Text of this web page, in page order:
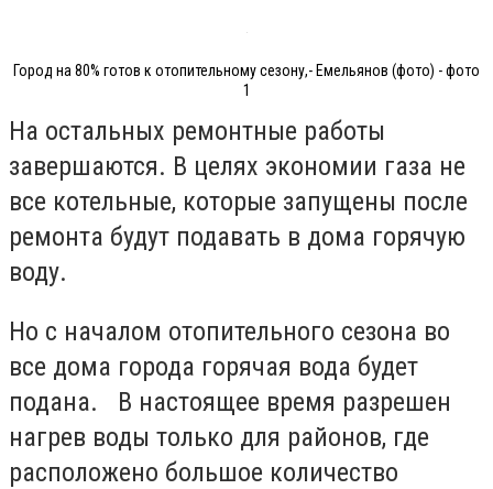
Город на 80% готов к отопительному сезону,- Емельянов (фото) - фото
1
На остальных ремонтные работы
завершаются. В целях экономии газа не
все котельные, которые запущены после
ремонта будут подавать в дома горячую
воду.
Но с началом отопительного сезона во
все дома города горячая вода будет
подана. В настоящее время разрешен
нагрев воды только для районов, где
расположено большое количество